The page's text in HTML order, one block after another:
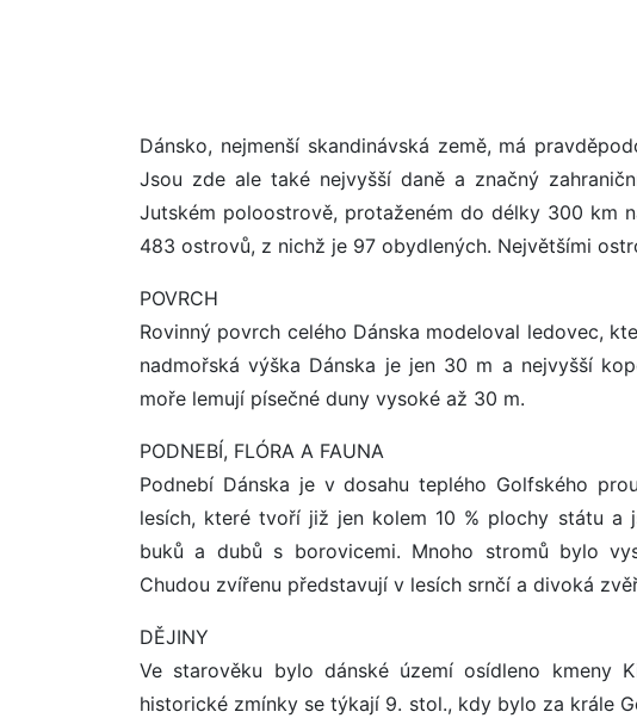
Dánsko, nejmenší skandinávská země, má
Jsou zde ale také nejvyšší daně a značný
Jutském poloostrově, protaženém do délky 300 km
483 ostrovů, z nichž je 97 obydlených. Největšími
POVRCH
Rovinný povrch celého Dánska modeloval ledovec,
nadmořská výška Dánska je jen 30 m a nejvyšší
moře lemují písečné duny vysoké až 30 m.
PODNEBÍ, FLÓRA A FAUNA
Podnebí Dánska je v dosahu teplého Golfského
lesích, které tvoří již jen kolem 10 % plochy státu a
buků a dubů s borovicemi. Mnoho stromů bylo
Chudou zvířenu představují v lesích srnčí a divoká
DĚJINY
Ve starověku bylo dánské území osídleno kmeny
historické zmínky se týkají 9. stol., kdy bylo za krále